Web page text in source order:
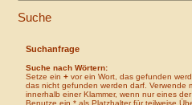
Suche
Suchanfrage
Suche nach Wörtern:
Setze ein + vor ein Wort, das gefunden
das nicht gefunden werden darf. Verwende
innerhalb einer Klammer, wenn nur eines
Benutze ein * als Platzhalter für teilweise